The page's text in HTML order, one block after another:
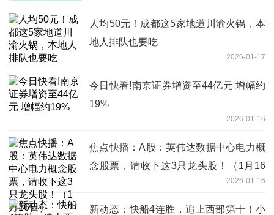
人均50元！成都这5家地道川渝火锅，本
地人排队也要吃
2026-01-17
今日快看!南京证券增资至44亿元 增幅约
19%
2026-01-16
焦点快播：A股：英伟达数据中心电力概
念股票，请收下这3只龙头股！（1月16
2026-01-16
新动态：快船4连胜，追上西部第十！小